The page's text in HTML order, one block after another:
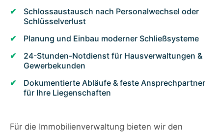
Schlossaustausch nach Personalwechsel oder
Schlüsselverlust
Planung und Einbau moderner Schließsysteme
24-Stunden-Notdienst für Hausverwaltungen &
Gewerbekunden
Dokumentierte Abläufe & feste Ansprechpartner
für Ihre Liegenschaften
Für die Immobilienverwaltung bieten wir den